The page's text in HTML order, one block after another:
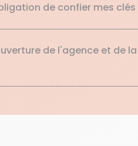
de confier mes clés
de l'agence et de